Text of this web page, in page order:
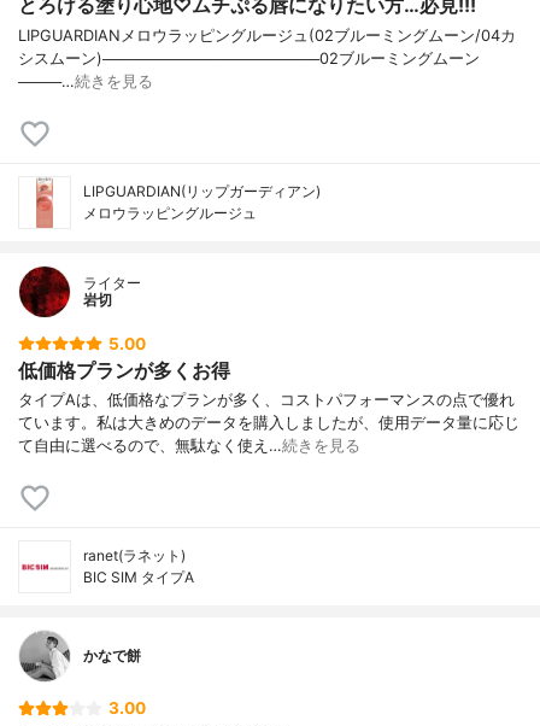
とろける塗り心地♡ムチぷる唇になりたい方…必見!!!
LIPGUARDIANメロウラッピングルージュ(02ブルーミングムーン/04カ
シスムーン)────────────────────02ブルーミングムーン
────…続きを見る
LIPGUARDIAN(リップガーディアン)
メロウラッピングルージュ
ライター
岩切
5.00
低価格プランが多くお得
タイプAは、低価格なプランが多く、コストパフォーマンスの点で優れ
ています。私は大きめのデータを購入しましたが、使用データ量に応じ
て自由に選べるので、無駄なく使え…続きを見る
ranet(ラネット)
BIC SIM タイプA
かなで餅
3.00